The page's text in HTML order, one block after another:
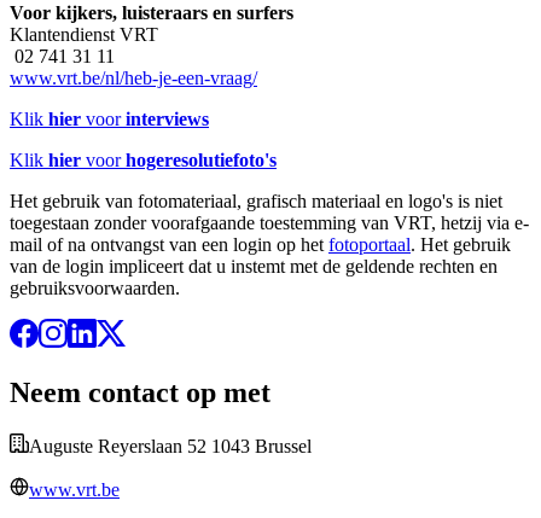
Voor kijkers, luisteraars en surfers
Klantendienst VRT
02 741 31 11
www.vrt.be/nl/heb-je-een-vraag/
Klik hier voorinterviews
Klik hier voorhogeresolutiefoto's
Het gebruik van fotomateriaal, grafisch materiaal en logo's is niet
toegestaan zonder voorafgaande toestemming van VRT, hetzij via e-
mail of na ontvangst van een login op het fotoportaal. Het gebruik
van de login impliceert dat u instemt met de geldende rechten en
gebruiksvoorwaarden.
Neem contact op met
Auguste Reyerslaan 52 1043 Brussel
www.vrt.be